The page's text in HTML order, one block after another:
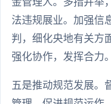
法违规展业。加强信
判，细化央地有关方
强化协作，发挥合力。
五是推动规范发展。